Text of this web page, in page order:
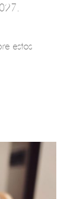
estos